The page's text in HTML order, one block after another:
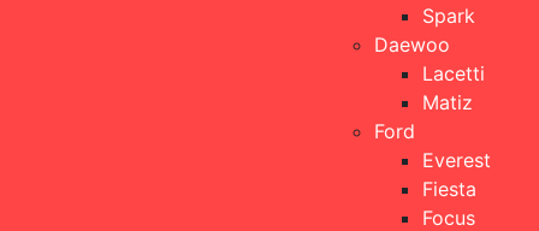
Spark
Daewoo
Lacetti
Matiz
Ford
Everest
Fiesta
Focus